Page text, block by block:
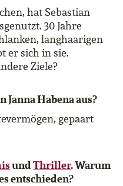
hat Sebastian
30 Jahre
langhaarigen
er sich in sie.
Ziele?
Habena aus?
gepaart
undThriller. Warum
entschieden?